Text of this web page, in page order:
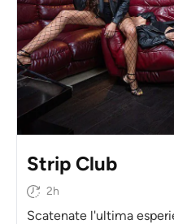
Strip Club
2h
Scatenate l'ultima